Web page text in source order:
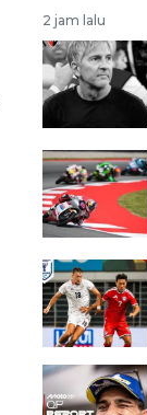
2 jam lalu